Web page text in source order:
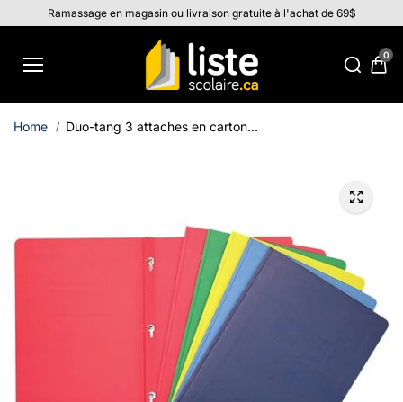
Aller au
contenu
Ramassage en magasin ou livraison gratuite à l'achat de 69$
0
Home Duo-tang 3 attaches en carton...